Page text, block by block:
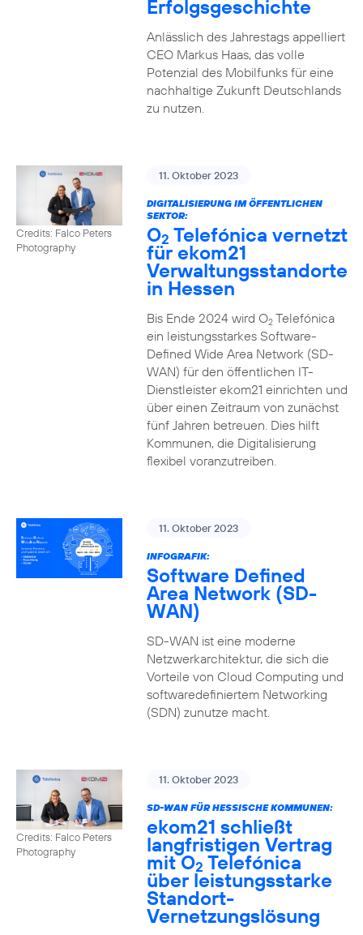
Erfolgsgeschichte
Anlässlich des Jahrestags appelliert
CEO Markus Haas, das volle
Potenzial des Mobilfunks für eine
nachhaltige Zukunft Deutschlands
zu nutzen.
Credits: Falco Peters
Photography
11. Oktober 2023
DIGITALISIERUNG IM ÖFFENTLICHEN
SEKTOR:
O2 Telefónica vernetzt
für ekom21
Verwaltungsstandorte
in Hessen
Bis Ende 2024 wird O2Telefónica
ein leistungsstarkes Software-
Defined Wide Area Network (SD-
WAN) für den öffentlichen IT-
Dienstleister ekom21 einrichten und
über einen Zeitraum von zunächst
fünf Jahren betreuen. Dies hilft
Kommunen, die Digitalisierung
flexibel voranzutreiben.
11. Oktober 2023
INFOGRAFIK:
Software Defined
Area Network (SD-
WAN)
SD-WAN ist eine moderne
Netzwerkarchitektur, die sich die
Vorteile von Cloud Computing und
softwaredefiniertem Networking
(SDN) zunutze macht.
Credits: Falco Peters
Photography
11. Oktober 2023
SD-WAN FÜR HESSISCHE KOMMUNEN:
ekom21 schließt
langfristigen Vertrag
mit O2 Telefónica
über leistungsstarke
Standort-
Vernetzungslösung